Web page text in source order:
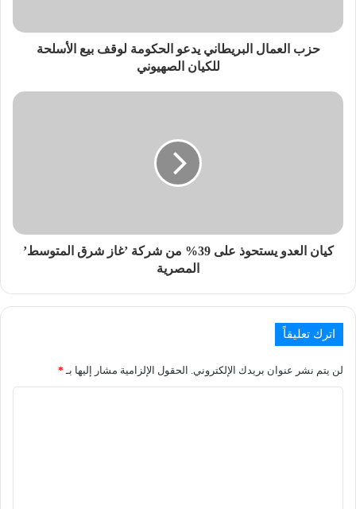
حزب العمال البريطاني يدعو الحكومة لوقف بيع الأسلحة
للكيان الصهيوني
كيان العدو يستحوذ على 39% من شركة ’غاز شرق المتوسط’
المصرية
اترك تعليقاً
لن يتم نشر عنوان بريدك الإلكتروني. الحقول الإلزامية مشار إليها بـ *